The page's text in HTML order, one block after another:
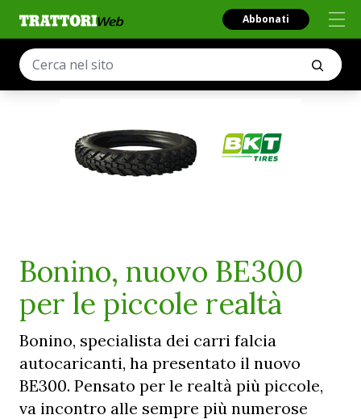
Abbonati
Bonino, nuovo BE300
per le piccole realtà
Bonino, specialista dei carri falcia
autocaricanti, ha presentato il nuovo
BE300. Pensato per le realtà più piccole,
va incontro alle sempre più numerose